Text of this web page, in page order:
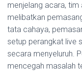
menjelang acara, tim
melibatkan
tata cahaya,
setup perangkat live
secara menyeluruh.
mencegah masalah